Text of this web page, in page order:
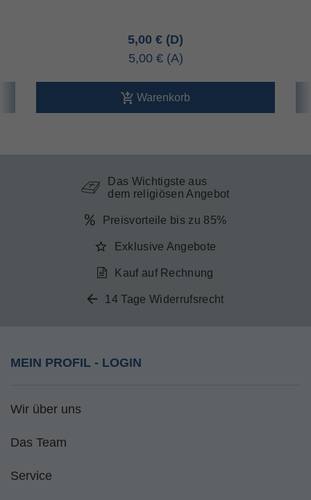
5,00 €
5,00 €
Warenkorb
Das Wichtigste aus
dem religiösen Angebot
Preisvorteile bis zu 85%
Exklusive Angebote
Kauf auf Rechnung
14 Tage Widerrufsrecht
MEIN PROFIL - LOGIN
Wir über uns
Das Team
Service